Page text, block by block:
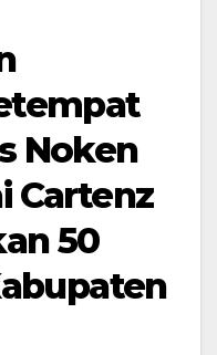
Noken
Cartenz
50